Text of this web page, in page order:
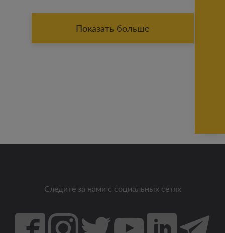
Показать больше
Следите за нами с социальных сетях